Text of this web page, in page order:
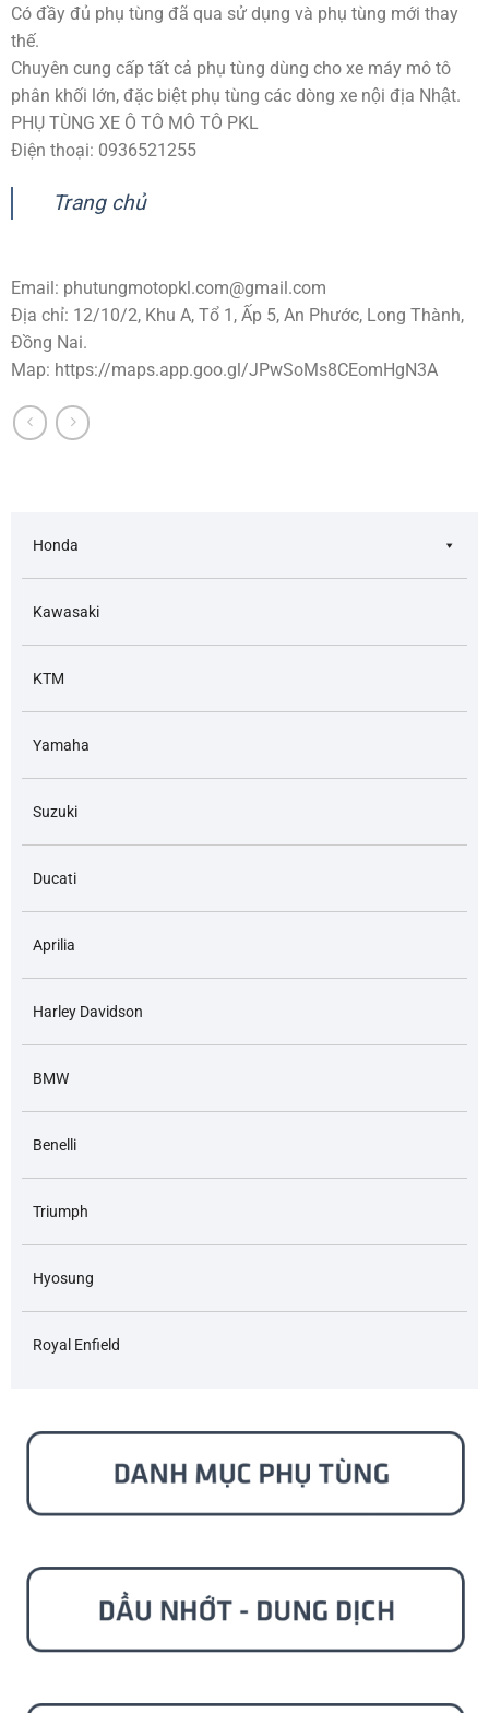
Có đầy đủ phụ tùng đã qua sử dụng và phụ tùng mới thay
thế.
Chuyên cung cấp tất cả phụ tùng dùng cho xe máy mô tô
phân khối lớn, đặc biệt phụ tùng các dòng xe nội địa Nhật.
PHỤ TÙNG XE Ô TÔ MÔ TÔ PKL
Điện thoại: 0936521255
Trang chủ
Email: phutungmotopkl.com@gmail.com
Địa chỉ: 12/10/2, Khu A, Tổ 1, Ấp 5, An Phước, Long Thành,
Đồng Nai.
Map: https://maps.app.goo.gl/JPwSoMs8CEomHgN3A
Honda
Kawasaki
KTM
Yamaha
Suzuki
Ducati
Aprilia
Harley Davidson
BMW
Benelli
Triumph
Hyosung
Royal Enfield